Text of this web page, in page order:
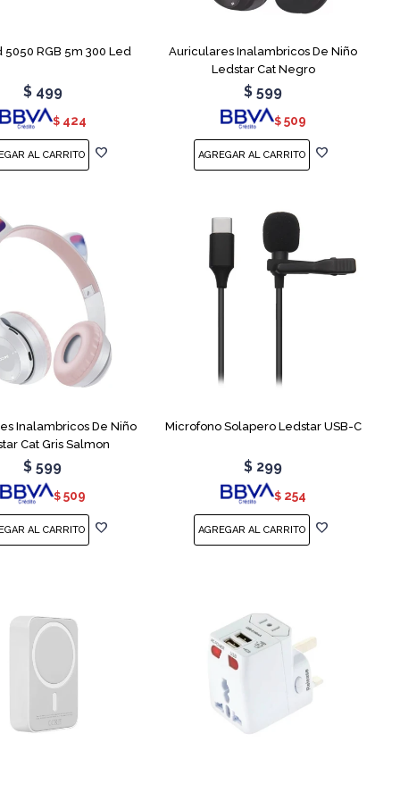
5050 RGB 5m 300 Led
$ 499
$ 424
Auriculares Inalambricos De Niño
Ledstar Cat Negro
$ 599
$ 509
Inalambricos De Niño
Cat Gris Salmon
$ 599
$ 509
Microfono Solapero Ledstar USB-C
$ 299
$ 254